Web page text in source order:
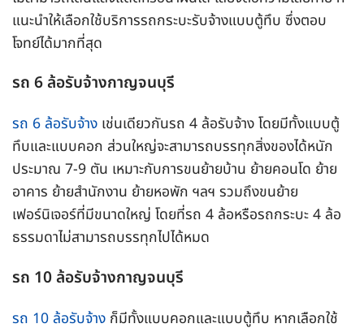
แนะนำให้เลือกใช้บริการรถกระบะรับจ้างแบบตู้ทึบ ซึ่งตอบ
โจทย์ได้มากที่สุด
รถ 6 ล้อรับจ้างกาญจนบุรี
รถ 6 ล้อรับจ้าง เช่นเดียวกันรถ 4 ล้อรับจ้าง โดยมีทั้งแบบตู้
ทึบและแบบคอก ส่วนใหญ่จะสามารถบรรทุกสิ่งของได้หนัก
ประมาณ 7-9 ตัน เหมาะกับการขนย้ายบ้าน ย้ายคอนโด ย้าย
อาคาร ย้ายสำนักงาน ย้ายหอพัก ฯลฯ รวมถึงขนย้าย
เฟอร์นิเจอร์ที่มีขนาดใหญ่ โดยที่รถ 4 ล้อหรือรถกระบะ 4 ล้อ
ธรรมดาไม่สามารถบรรทุกไปได้หมด
รถ 10 ล้อรับจ้างกาญจนบุรี
รถ 10 ล้อรับจ้าง ก็มีทั้งแบบคอกและแบบตู้ทึบ หากเลือกใช้